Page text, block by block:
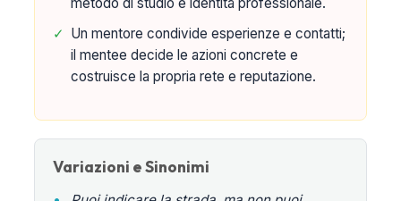
✓ Un mentore condivide esperienze e contatti;
il mentee decide le azioni concrete e
costruisce la propria rete e reputazione.
Variazioni e Sinonimi